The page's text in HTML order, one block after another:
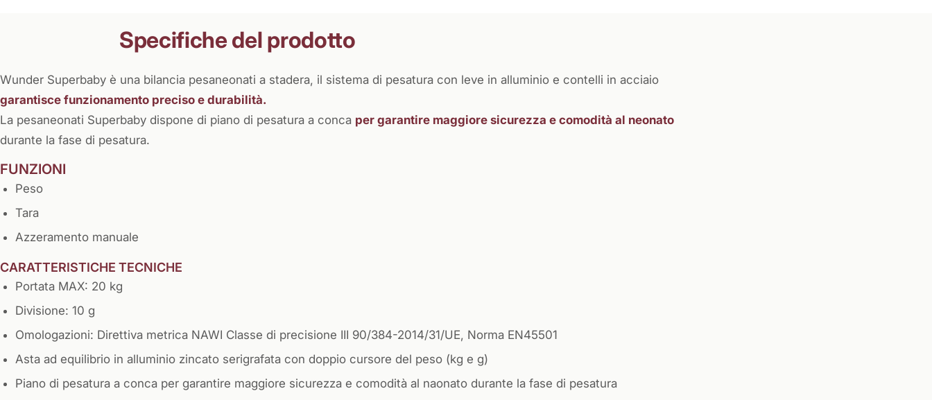
Specifiche del prodotto
Wunder Superbaby è una bilancia pesaneonati a stadera, il sistema di pesatura con leve in alluminio e contelli in acciaio
garantisce funzionamento preciso e durabilità.
La pesaneonati Superbaby dispone di piano di pesatura a conca per garantire maggiore sicurezza e comodità al neonato
durante la fase di pesatura.
FUNZIONI
Peso
Tara
Azzeramento manuale
CARATTERISTICHE TECNICHE
Portata MAX: 20 kg
Divisione: 10 g
Omologazioni: Direttiva metrica NAWI Classe di precisione III 90/384-2014/31/UE, Norma EN45501
Asta ad equilibrio in alluminio zincato serigrafata con doppio cursore del peso (kg e g)
Piano di pesatura a conca per garantire maggiore sicurezza e comodità al naonato durante la fase di pesatura